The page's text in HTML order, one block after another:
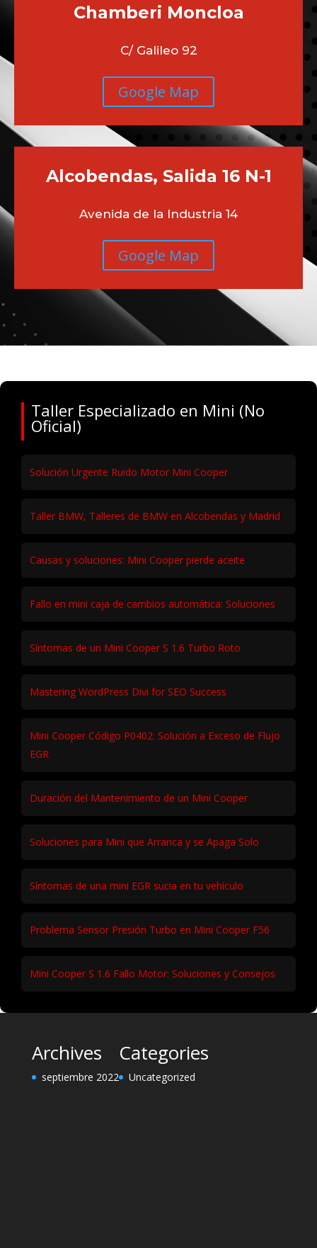
Chamberi Moncloa
C/ Galileo 92
Google Map
Alcobendas, Salida 16 N-1
Avenida de la Industria 14
Google Map
Taller Especializado en Mini (No
Oficial)
Solución Urgente Ruido Motor Mini Cooper
Taller BMW, Talleres de BMW en Alcobendas y Madrid
Causas y soluciones: Mini Cooper pierde aceite
Fallo en mini caja de cambios automática: Soluciones
Síntomas de un Mini Cooper S 1.6 Turbo Roto
Mastering WordPress Divi for SEO Success
Mini Cooper Código P0402: Solución a Exceso de Flujo
EGR
Duración del Mantenimiento de un Mini Cooper
Soluciones para Mini que Arranca y se Apaga Solo
Síntomas de una mini EGR sucia en tu vehículo
Problema Sensor Presión Turbo en Mini Cooper F56
Mini Cooper S 1.6 Fallo Motor: Soluciones y Consejos
Archives
septiembre 2022
Categories
Uncategorized